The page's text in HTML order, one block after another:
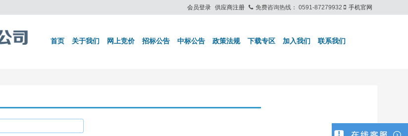
会员登录 供应商注册 免费咨询热线： 0591-87279932 手机官网
首页 关于我们 网上竞价 招标公告 中标公告 政策法规 下载专区 加入我们 联系我们